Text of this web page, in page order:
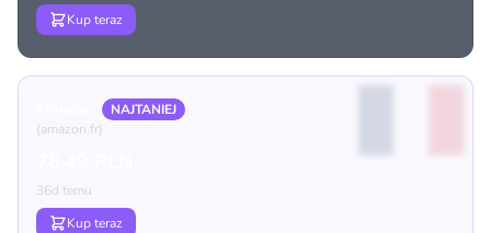
Kup teraz
NAJTANIEJ
(amazon.fr)
36d temu
Kup teraz